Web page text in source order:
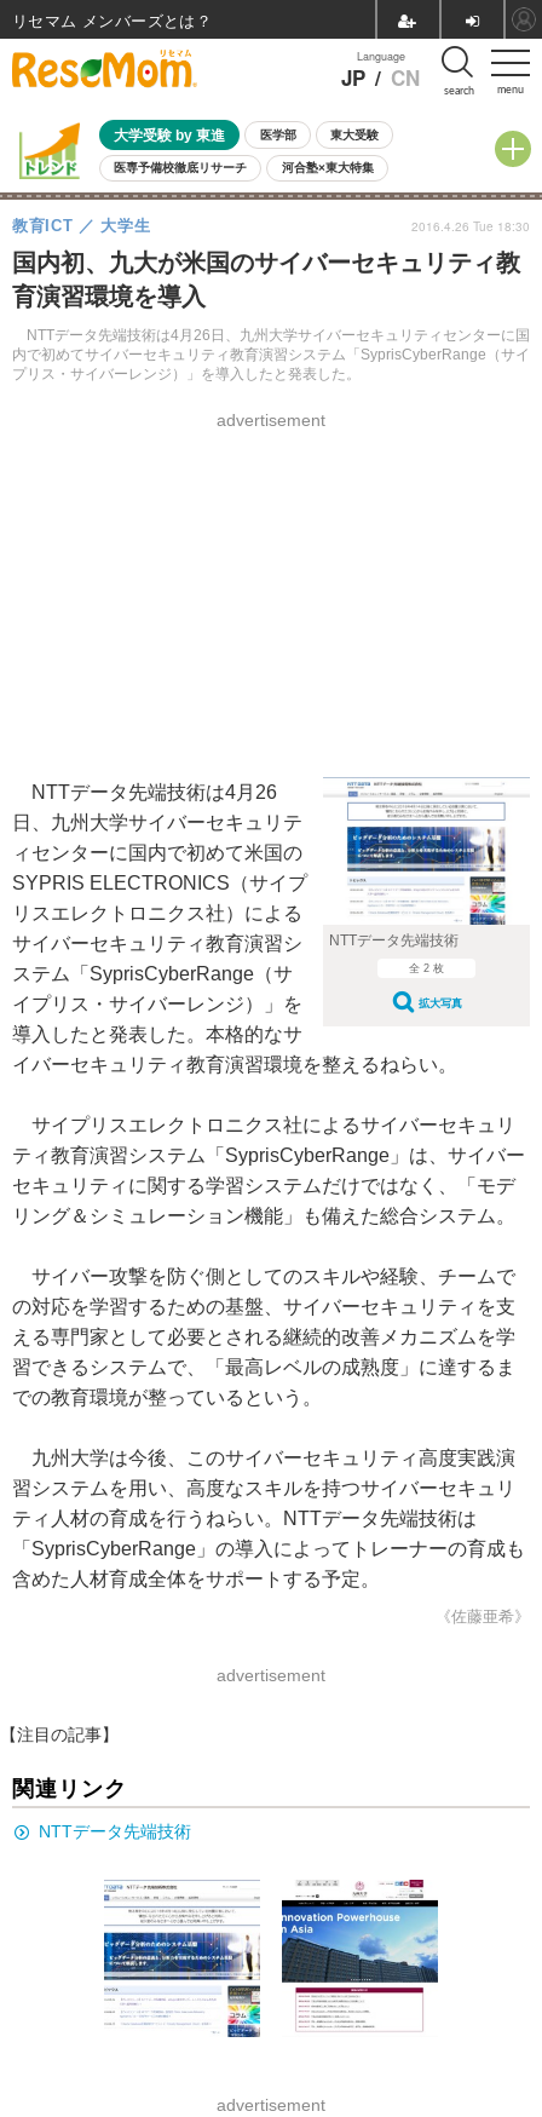
menu
Language
JP / CN search
大学受験 by 東進 医学部 東大受験
医専予備校徹底リサーチ 河合塾×東大特集
親子で考える大学選び 高校受験 中学受験 小学校受験
共通テスト 夏休み
8月開催イベント・WS 全国公立高校 過去問 人気記事
自由研究教材（小学生向け）
国内初、九大が米国のサイバーセキュリティ教
育演習環境を導入
NTTデータ先端技術は4月26日、九州大学サイバーセキュリティセンターに国
内で初めてサイバーセキュリティ教育演習システム「SyprisCyberRange（サイ
プリス・サイバーレンジ）」を導入したと発表した。
教育ICT 大学生
advertisement
2016.4.26 Tue 18:30
NTTデータ先端技術
全 2 枚
拡大写真
NTTデータ先端技術は4月26
日、九州大学サイバーセキュリテ
ィセンターに国内で初めて米国の
SYPRIS ELECTRONICS（サイプ
リスエレクトロニクス社）による
サイバーセキュリティ教育演習シ
ステム「SyprisCyberRange（サ
イプリス・サイバーレンジ）」を
導入したと発表した。本格的なサ
イバーセキュリティ教育演習環境を整えるねらい。
サイプリスエレクトロニクス社によるサイバーセキュリ
ティ教育演習システム「SyprisCyberRange」は、サイバー
セキュリティに関する学習システムだけではなく、「モデ
リング＆シミュレーション機能」も備えた総合システム。
サイバー攻撃を防ぐ側としてのスキルや経験、チームで
の対応を学習するための基盤、サイバーセキュリティを支
える専門家として必要とされる継続的改善メカニズムを学
習できるシステムで、「最高レベルの成熟度」に達するま
での教育環境が整っているという。
九州大学は今後、このサイバーセキュリティ高度実践演
習システムを用い、高度なスキルを持つサイバーセキュリ
ティ人材の育成を行うねらい。NTTデータ先端技術は
「SyprisCyberRange」の導入によってトレーナーの育成も
含めた人材育成全体をサポートする予定。
《佐藤亜希》
advertisement
【注目の記事】
関連リンク
NTTデータ先端技術
advertisement
リセマム メンバーズ